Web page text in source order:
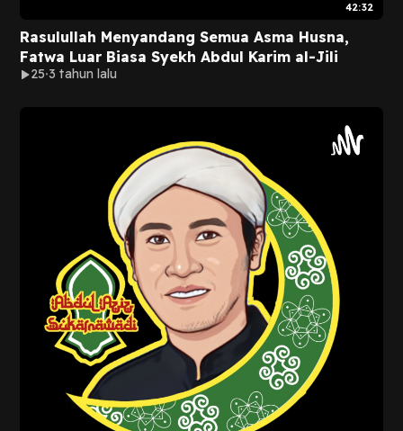
42:32
Rasulullah Menyandang Semua Asma Husna,
Fatwa Luar Biasa Syekh Abdul Karim al-Jili
25 3 tahun lalu